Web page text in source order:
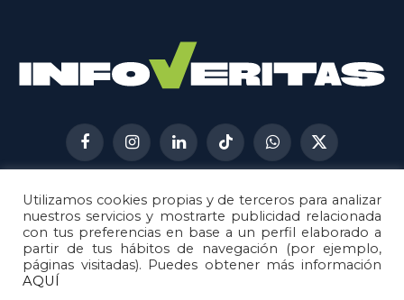
FacebookInstagramLinkedInTikTokWhatsApp
X
(Twitter)
AVISO LEGAL
METODOLOGÍA
POLÍTICA DE COOKIES
POLÍTICA DE CORRECCIONES
Utilizamos cookies propias y de terceros para analizar
nuestros servicios y mostrarte publicidad relacionada
con tus preferencias en base a un perfil elaborado a
partir de tus hábitos de navegación (por ejemplo,
páginas visitadas). Puedes obtener más información
AQUÍ